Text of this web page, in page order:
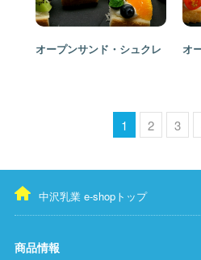
オープンサンド・シュクレ オ
1 2 3
中沢乳業 e-shopトップ
商品情報